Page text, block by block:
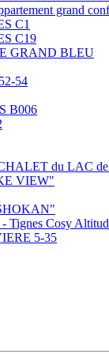
grand
C1
C19
GRAND BLEU
54
B006
du LAC
VIEW"
Tignes Cosy
5-35